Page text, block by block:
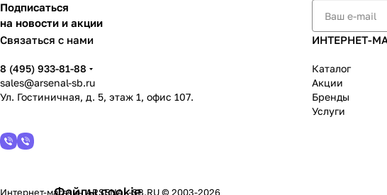
Подписаться
на новости и акции
Связаться с нами
8 (495) 933-81-88
sales@arsenal-sb.ru
Ул. Гостиничная, д. 5, этаж 1, офис 107.
ИНТЕРНЕТ-
Каталог
Акции
Бренды
Услуги
Интернет-магазин ARSENAL-SB.RU © 2003-2026
Файлы cookie